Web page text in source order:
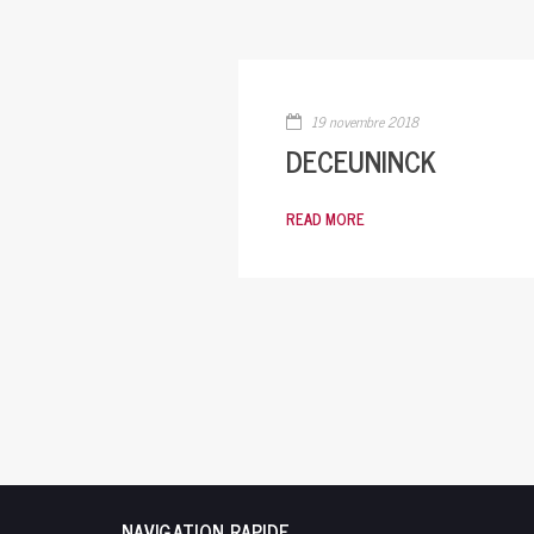
19 novembre 2018
DECEUNINCK
READ MORE